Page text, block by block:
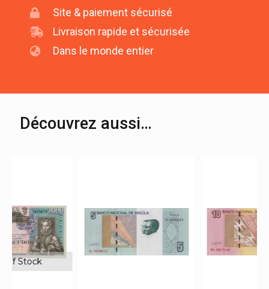
Site & paiement sécurisé
Livraison rapide et sécurisée
Dans le monde entier
Découvrez aussi…